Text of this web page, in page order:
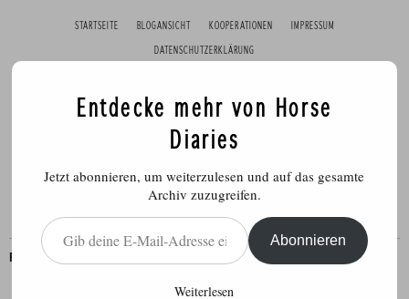
STARTSEITE BLOGANSICHT KOOPERATIONEN IMPRESSUM
DATENSCHUTZERKLÄRUNG
PFERDE
Entdecke mehr von Horse
Diaries
Jetzt abonnieren, um weiterzulesen und auf das gesamte
Archiv zuzugreifen.
Gib deine E-Mail-Adresse ein ...
Abonnieren
Weiterlesen